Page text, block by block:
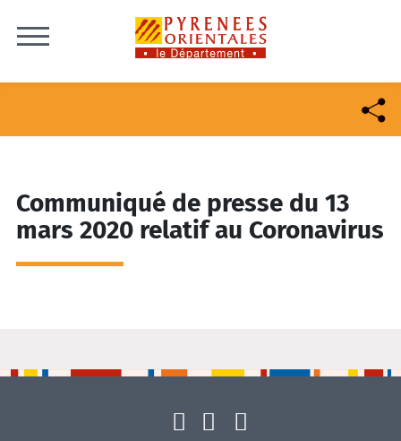
Communiqué de presse du 13
mars 2020 relatif au Coronavirus